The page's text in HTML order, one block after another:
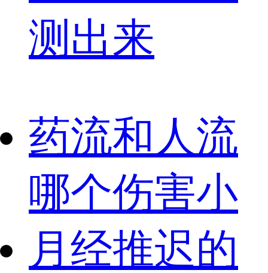
测出来
药流和人流
哪个伤害小
月经推迟的